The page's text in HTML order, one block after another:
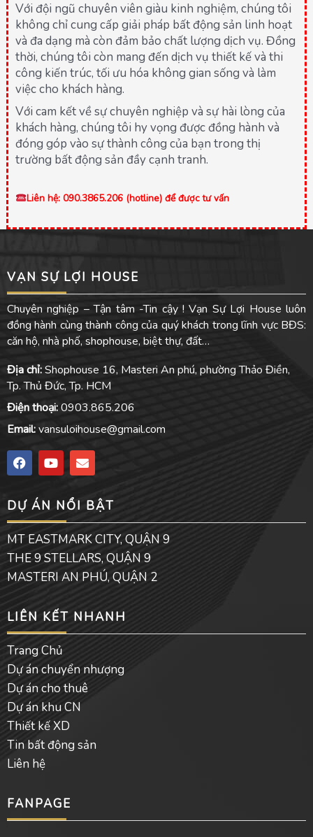
Với đội ngũ chuyên viên giàu kinh nghiệm, chúng tôi
không chỉ cung cấp giải pháp bất động sản linh hoạt
và đa dạng mà còn đảm bảo chất lượng dịch vụ. Đồng
thời, chúng tôi còn mang đến dịch vụ thiết kế và thi
công kiến trúc, tối ưu hóa không gian sống và làm
việc cho khách hàng.
Với cam kết về sự chuyên nghiệp và sự hài lòng của
khách hàng, chúng tôi hy vọng được đồng hành và
đóng góp vào sự thành công của bạn trong thị
trường bất động sản đầy cạnh tranh.
Liên hệ: 090.3865.206 (hotline) để được tư vấn
VẠN SỰ LỢI HOUSE
Chuyên nghiệp – Tận tâm -Tin cậy ! Vạn Sự Lợi House luôn
đồng hành cùng thành công của quý khách trong lĩnh vực BĐS:
căn hộ, nhà phố, shophouse, biệt thự, đất…
Địa chỉ:Shophouse 16, Masteri An phú, phường Thảo Điền,
Tp. Thủ Đức, Tp. HCM
Điện thoại:0903.865.206
Email:vansuloihouse@gmail.com
F
a
c
b
o
o
k
Y
o
u
u
b
e
E
n
v
o
p
e
DỰ ÁN NỔI BẬT
MT EASTMARK CITY, QUẬN 9
THE 9 STELLARS, QUẬN 9
MASTERI AN PHÚ, QUẬN 2
LIÊN KẾT NHANH
Trang Chủ
Dự án chuyển nhượng
Dự án cho thuê
Dự án khu CN
Thiết kế XD
Tin bất động sản
Liên hệ
FANPAGE